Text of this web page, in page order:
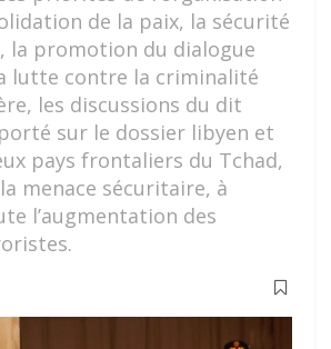
de la paix, la sécurité
la promotion du dialogue
lutte contre la criminalité
les discussions du dit
sur le dossier libyen et
pays frontaliers du Tchad,
menace sécuritaire, à
l’augmentation des